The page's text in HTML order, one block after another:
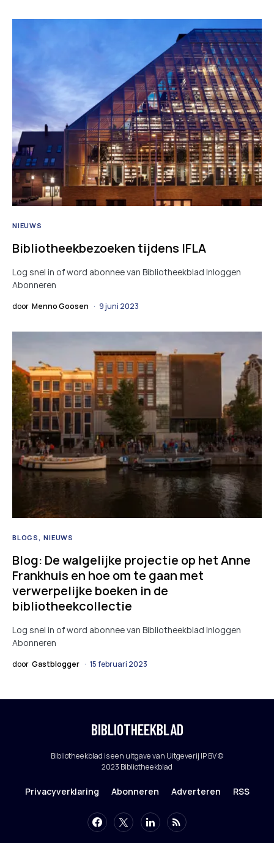
NIEUWS
Bibliotheekbezoeken tijdens IFLA
Log snel in of word abonnee van Bibliotheekblad Inloggen
Abonneren
door Menno Goosen 9 juni 2023
BLOGS NIEUWS
Blog: De walgelijke projectie op het Anne
Frankhuis en hoe om te gaan met
verwerpelijke boeken in de
bibliotheekcollectie
Log snel in of word abonnee van Bibliotheekblad Inloggen
Abonneren
door Gastblogger 15 februari 2023
BIBLIOTHEEKBLAD
Bibliotheekblad is een uitgave van Uitgeverij IP BV ©
2023 Bibliotheekblad
Privacyverklaring Abonneren Adverteren RSS